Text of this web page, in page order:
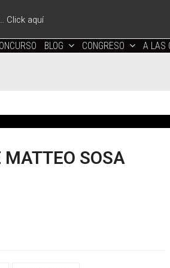
Click aquí
BLOG CONGRESO A LAS
MATTEO SOSA